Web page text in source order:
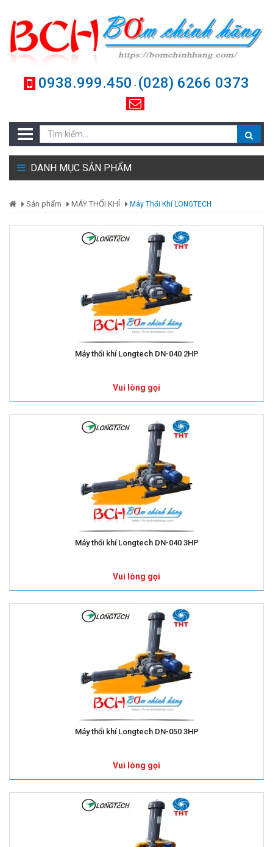
0938.999.450 - (028) 6266 0373
DANH MỤC SẢN PHẨM
Sản phẩm MÁY THỔI KHÍ Máy Thổi Khí LONGTECH
Máy thổi khí Longtech DN-040 2HP
Vui lòng gọi
Máy thổi khí Longtech DN-040 3HP
Vui lòng gọi
Máy thổi khí Longtech DN-050 3HP
Vui lòng gọi